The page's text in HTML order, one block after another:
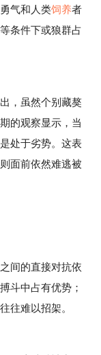
气和人类饲养者
条件下或狼群占
，虽然个别藏獒
的观察显示，当
处于劣势。这表
面前依然难逃被
间的直接对抗依
斗中占有优势；
往难以招架。